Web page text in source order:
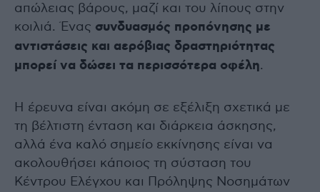
απώλειας βάρους, μαζί και του λίπους στην
κοιλιά. Ένας συνδυασμός προπόνησης με
αντιστάσεις και αερόβιας δραστηριότητας
μπορεί να δώσει τα περισσότερα οφέλη.
Η έρευνα είναι ακόμη σε εξέλιξη σχετικά με
τη βέλτιστη ένταση και διάρκεια άσκησης,
αλλά ένα καλό σημείο εκκίνησης είναι να
ακολουθήσει κάποιος τη σύσταση του
Κέντρου Ελέγχου και Πρόληψης Νοσημάτων